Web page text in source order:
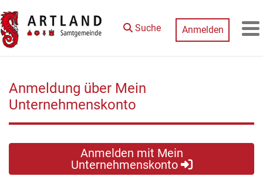
Zum Hauptinhalt springen
Suche Anmelden
Anmeldung über Mein
Unternehmenskonto
Anmelden mit Mein
Unternehmenskonto